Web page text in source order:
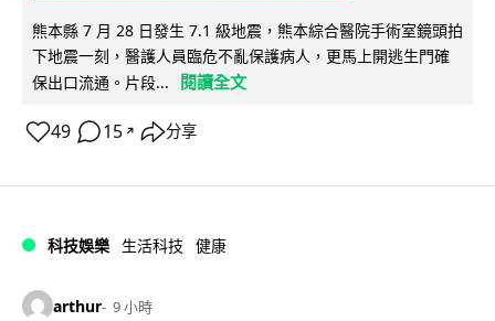
熊本縣 7 月 28 日發生 7.1 級地震，熊本綜合醫院手術室鏡頭拍
下地震一刻，醫護人員臨危不亂保護病人，更馬上開逃生門確
保出口流通。片段...
閱讀全文
49 15 ↗ 分享
科技娛樂 生活科技 健康
arthur 9 小時